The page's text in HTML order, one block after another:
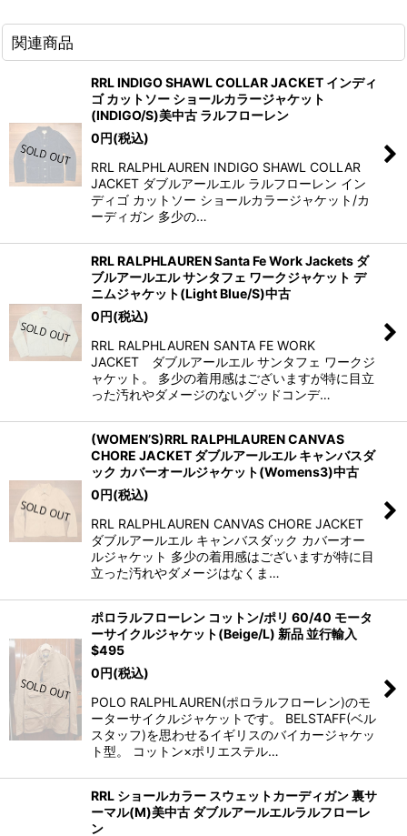
関連商品
RRL INDIGO SHAWL COLLAR JACKET インディ
ゴ カットソー ショールカラージャケット
(INDIGO/S)美中古 ラルフローレン
0円(税込)
RRL RALPHLAUREN INDIGO SHAWL COLLAR
JACKET ダブルアールエル ラルフローレン イン
ディゴ カットソー ショールカラージャケット/カ
ーディガン 多少の…
RRL RALPHLAUREN Santa Fe Work Jackets ダ
ブルアールエル サンタフェ ワークジャケット デ
ニムジャケット(Light Blue/S)中古
0円(税込)
RRL RALPHLAUREN SANTA FE WORK
JACKET ダブルアールエル サンタフェ ワークジ
ャケット。 多少の着用感はございますが特に目立
った汚れやダメージのないグッドコンデ…
(WOMEN’S)RRL RALPHLAUREN CANVAS
CHORE JACKET ダブルアールエル キャンバスダ
ック カバーオールジャケット(Womens3)中古
0円(税込)
RRL RALPHLAUREN CANVAS CHORE JACKET
ダブルアールエル キャンバスダック カバーオー
ルジャケット 多少の着用感はございますが特に目
立った汚れやダメージはなくま…
ポロラルフローレン コットン/ポリ 60/40 モータ
ーサイクルジャケット(Beige/L) 新品 並行輸入
$495
0円(税込)
POLO RALPHLAUREN(ポロラルフローレン)のモ
ーターサイクルジャケットです。 BELSTAFF(ベル
スタッフ)を思わせるイギリスのバイカージャケッ
ト型。 コットン×ポリエステル…
RRL ショールカラー スウェットカーディガン 裏サ
ーマル(M)美中古 ダブルアールエルラルフローレ
ン